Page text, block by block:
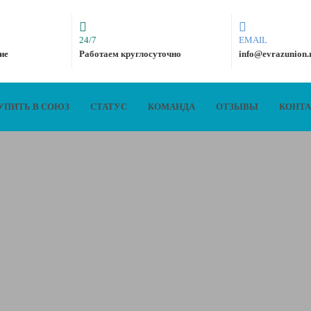
24/7
Работаем круглосуточно
EMAIL
В СОЮЗ СТАТУС КОМАНДА ОТЗЫВЫ